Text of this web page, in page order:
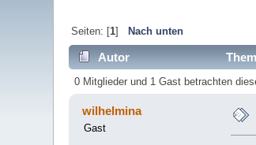
Seiten: [1] Nach unten
Autor
0 Mitglieder und 1 Gast betrachten
wilhelmina
Gast